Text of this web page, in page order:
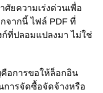
ยความเร่งด่วนเพื่อ
จากนี้ ไฟล์ PDF ที่
ก์ที่ปลอมแปลงมา ไม่ใช่
อการขอให้ล็อกอิน
การจัดซื้อจัดจ้างหรือ